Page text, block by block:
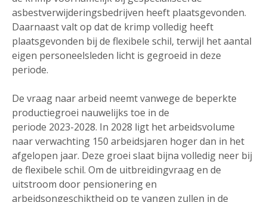
asbestverwijderingsbedrijven heeft plaatsgevonden.
Daarnaast valt op dat de krimp volledig heeft
plaatsgevonden bij de flexibele schil, terwijl het aantal
eigen personeelsleden licht is gegroeid in deze
periode.
De vraag naar arbeid neemt vanwege de beperkte
productiegroei nauwelijks toe in de
periode 2023-2028. In 2028 ligt het arbeidsvolume
naar verwachting 150 arbeidsjaren hoger dan in het
afgelopen jaar. Deze groei slaat bijna volledig neer bij
de flexibele schil. Om de uitbreidingvraag en de
uitstroom door pensionering en
arbeidsongeschiktheid op te vangen zullen in de